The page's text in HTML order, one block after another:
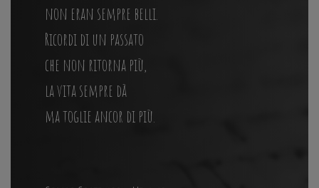
non eran sempre belli.
Ricordi di un passato
che non ritorna più,
la vita sempre dà
ma toglie ancor di più.